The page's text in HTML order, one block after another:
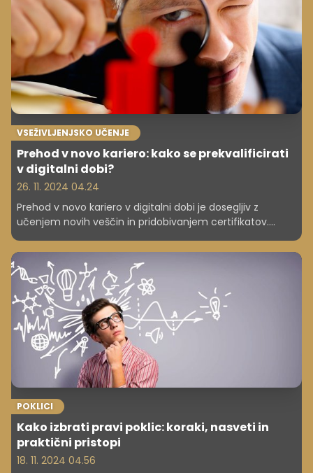
VSEŽIVLJENJSKO UČENJE
Prehod v novo kariero: kako se prekvalificirati
v digitalni dobi?
26. 11. 2024 04.24
Prehod v novo kariero v digitalni dobi je dosegljiv z
učenjem novih veščin in pridobivanjem certifikatov.
poklicih prihodnosti.
POKLICI
Kako izbrati pravi poklic: koraki, nasveti in
praktični pristopi
18. 11. 2024 04.56